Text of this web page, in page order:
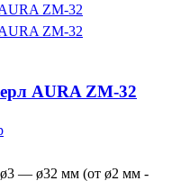
AURA ZM-32
ø3 — ø32 мм (от ø2 мм -